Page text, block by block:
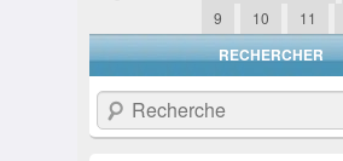
Navigation
9
10 11
RECHERCHER
Recherche